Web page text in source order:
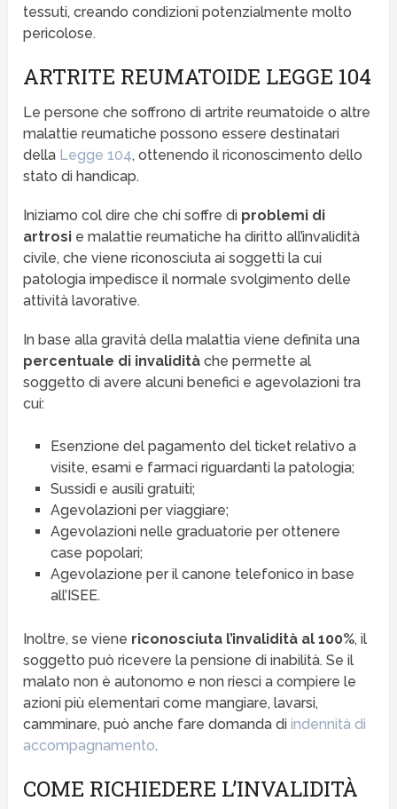
tessuti, creando condizioni potenzialmente molto
pericolose.
ARTRITE REUMATOIDE LEGGE 104
Le persone che soffrono di artrite reumatoide o altre
malattie reumatiche possono essere destinatari
della Legge 104, ottenendo il riconoscimento dello
stato di handicap.
Iniziamo col dire che chi soffre di problemi di
artrosi e malattie reumatiche ha diritto all’invalidità
civile, che viene riconosciuta ai soggetti la cui
patologia impedisce il normale svolgimento delle
attività lavorative.
In base alla gravità della malattia viene definita una
percentuale di invalidità che permette al
soggetto di avere alcuni benefici e agevolazioni tra
cui:
Esenzione del pagamento del ticket relativo a
visite, esami e farmaci riguardanti la patologia;
Sussidi e ausili gratuiti;
Agevolazioni per viaggiare;
Agevolazioni nelle graduatorie per ottenere
case popolari;
Agevolazione per il canone telefonico in base
all’ISEE.
Inoltre, se viene riconosciuta l’invalidità al 100%, il
soggetto può ricevere la pensione di inabilità. Se il
malato non è autonomo e non riesci a compiere le
azioni più elementari come mangiare, lavarsi,
camminare, può anche fare domanda diindennità di
accompagnamento.
COME RICHIEDERE L’INVALIDITÀ